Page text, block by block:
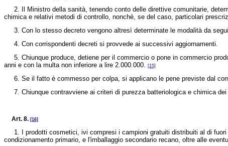
2. Il Ministro della sanità, tenendo conto delle direttive comunitarie,
chimica e relativi metodi di controllo, nonchè, se del caso, particolari
3. Con lo stesso decreto vengono altresì determinate le modalità da
4. Con corrispondenti decreti si provvede ai successivi aggiornamenti.
5. Chiunque produce, detiene per il commercio o pone in commercio
anni e con la multa non inferiore a lire 2.000.000. [15]
6. Se il fatto è commesso per colpa, si applicano le pene previste dal
7. Chiunque contravviene ai criteri di purezza batteriologica e chimica
Art. 8. [16]
1. I prodotti cosmetici, ivi compresi i campioni gratuiti distribuiti al di fuori
condizionamento primario, e l'imballaggio secondario recano, oltre alle